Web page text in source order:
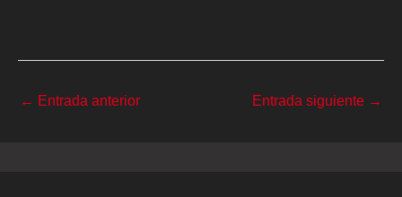
← Entrada anterior Entrada siguiente →